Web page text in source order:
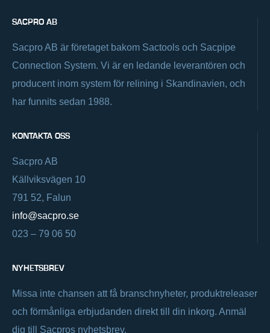
SACPRO AB
Sacpro AB är företaget bakom Sactools och Sacpipe
Connection System. Vi är en ledande leverantören och
producent inom system för relining i Skandinavien, och
har funnits sedan 1988.
KONTAKTA OSS
Sacpro AB
Källviksvägen 10
791 52, Falun
info@sacpro.se
023 – 79 06 50
NYHETSBREV
Missa inte chansen att få branschnyheter, produktreleaser
och förmånliga erbjudanden direkt till din inkorg. Anmäl
dig till Sacpros nyhetsbrev.